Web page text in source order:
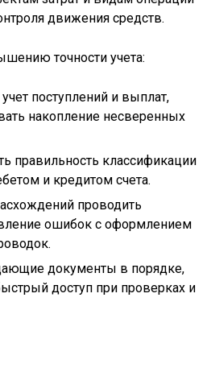
движения средств.
точности учета:
поступлений и выплат,
накопление несверенных
правильность классификации
и кредитом счета.
проводить
ошибок с оформлением
документы в порядке,
доступ при проверках и